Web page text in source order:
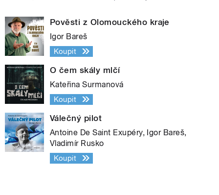
Pověsti z Olomouckého kraje
Igor Bareš
Koupit
O čem skály mlčí
Kateřina Surmanová
Koupit
Válečný pilot
Antoine De Saint Exupéry, Igor Bareš,
Vladimír Rusko
Koupit